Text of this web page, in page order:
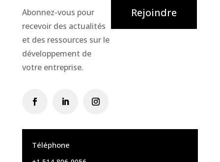
Abonnez-vous pour
recevoir des actualités
et des ressources sur le
développement de
votre entreprise.
Rejoindre
Téléphone